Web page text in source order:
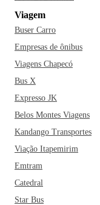
Viagem
Buser Carro
Empresas de ônibus
Viagens Chapecó
Bus X
Expresso JK
Belos Montes Viagens
Kandango Transportes
Viação Itapemirim
Emtram
Catedral
Star Bus